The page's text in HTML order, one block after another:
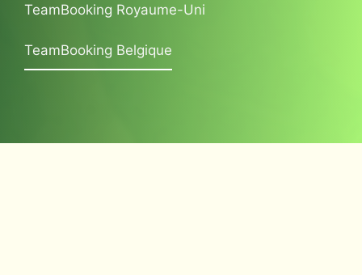
TeamBooking Royaume-Uni
TeamBooking Belgique